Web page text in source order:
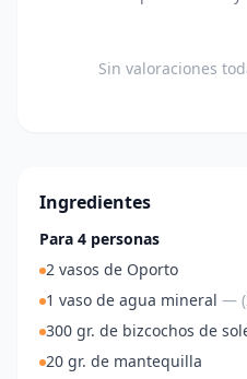
Sin valoraciones
Ingredientes
Para 4 personas
2 vasos de Oporto
1 vaso de agua mineral —
300 gr. de bizcochos de
20 gr. de mantequilla